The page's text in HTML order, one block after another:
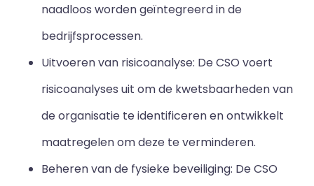
naadloos worden geïntegreerd in de
bedrijfsprocessen.
Uitvoeren van risicoanalyse: De CSO voert
risicoanalyses uit om de kwetsbaarheden van
de organisatie te identificeren en ontwikkelt
maatregelen om deze te verminderen.
Beheren van de fysieke beveiliging: De CSO